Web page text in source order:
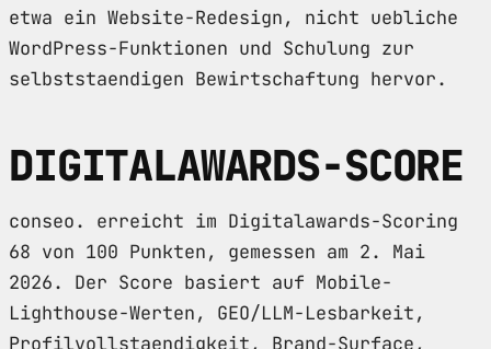
etwa ein Website-Redesign, nicht uebliche
WordPress-Funktionen und Schulung zur
selbststaendigen Bewirtschaftung hervor.
DIGITALAWARDS-SCORE
conseo. erreicht im Digitalawards-Scoring
68 von 100 Punkten, gemessen am 2. Mai
2026. Der Score basiert auf Mobile-
Lighthouse-Werten, GEO/LLM-Lesbarkeit,
Profilvollstaendigkeit, Brand-Surface,